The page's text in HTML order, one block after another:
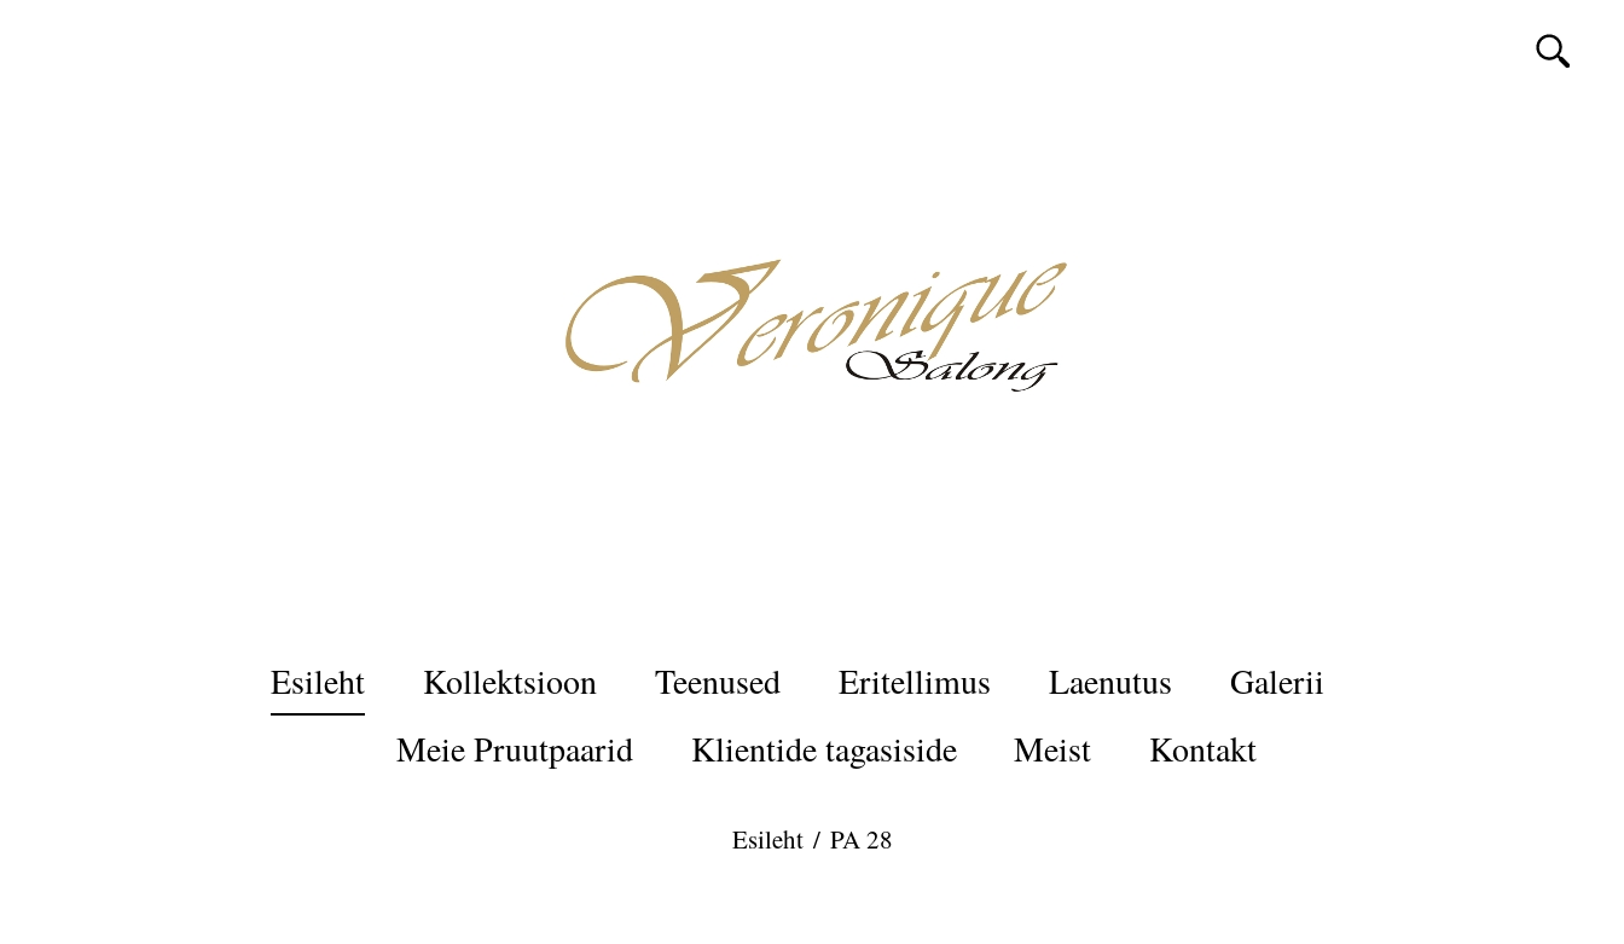
Esileht Kollektsioon Teenused Eritellimus Laenutus
Galerii
Meie Pruutpaarid
Klientide tagasiside Meist Kontakt
Esileht / PA 28